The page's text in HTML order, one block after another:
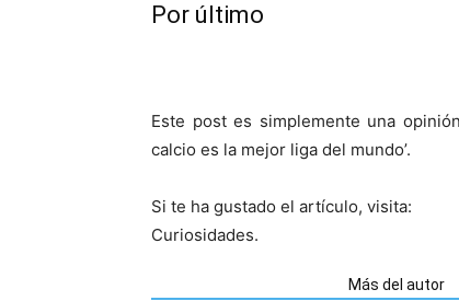
Por último
Este post es simplemente una
calcio es la mejor liga del mundo’.
Si te ha gustado el artículo, visita:
Curiosidades.
Más del autor